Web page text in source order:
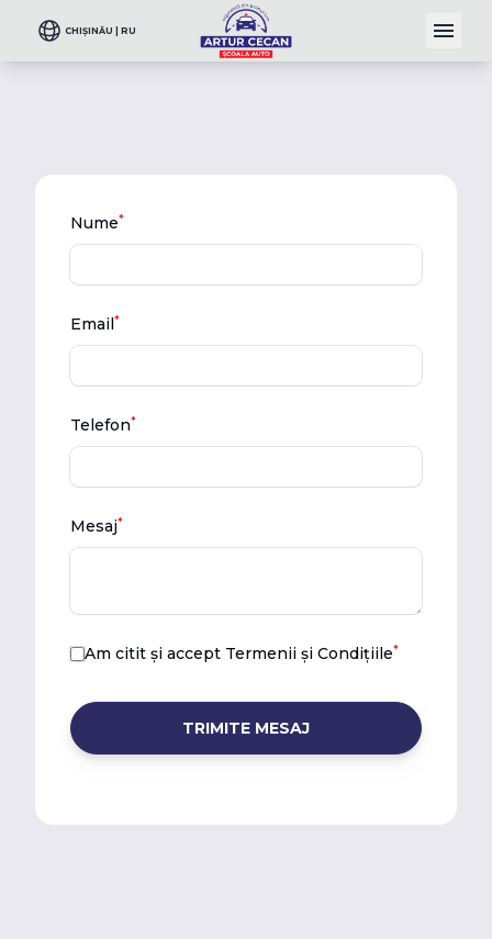
CHIȘINĂU | RU
Nume*
Email*
Telefon*
Mesaj*
Am citit și accept Termenii și Condițiile*
TRIMITE MESAJ